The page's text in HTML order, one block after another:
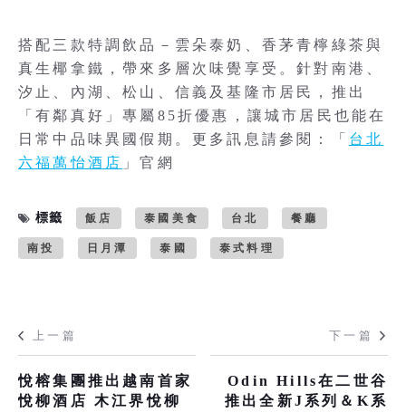
搭配三款特調飲品－雲朵泰奶、香茅青檸綠茶與
真生椰拿鐵，帶來多層次味覺享受。針對南港、
汐止、內湖、松山、信義及基隆市居民，推出
「有鄰真好」專屬85折優惠，讓城市居民也能在
日常中品味異國假期。更多訊息請參閱：「 台北
六福萬怡酒店 」官網
標籤 飯店 泰國美食 台北 餐廳
南投 日月潭 泰國 泰式料理
上一篇
悅榕集團推出越南首家
悅柳酒店 木江界悅柳
下一篇
Odin Hills在二世谷
推出全新J系列＆K系